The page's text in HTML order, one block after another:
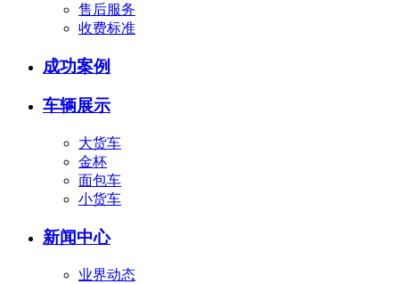
售后服务
收费标准
成功案例
车辆展示
大货车
金杯
面包车
小货车
新闻中心
业界动态